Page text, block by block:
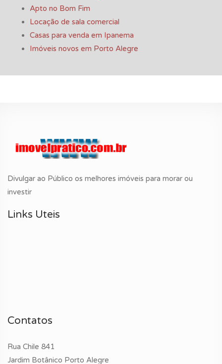
Apto no Bom Fim
Locação de sala comercial
Casas para venda em Ipanema
Imóveis novos em Porto Alegre
Divulgar ao Público os melhores imóveis para morar ou
investir
Links Uteis
Contatos
Rua Chile 841
Jardim Botânico Porto Alegre